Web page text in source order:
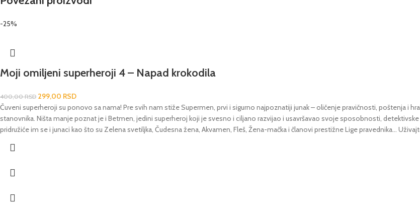
-25%
Moji omiljeni superheroji 4 – Napad krokodila
400,00RSD 299,00 RSD
Čuveni superheroji su ponovo sa nama! Pre svih nam stiže Supermen, prvi i sigurno najpoznatiji junak – oličenje pravičnosti, poštenja i
stanovnika. Ništa manje poznat je i Betmen, jedini superheroj koji je svesno i ciljano razvijao i usavršavao svoje sposobnosti,
pridružiće im se i junaci kao što su Zelena svetiljka, Čudesna žena, Akvamen, Fleš, Žena-mačka i članovi prestižne Lige pravednika…